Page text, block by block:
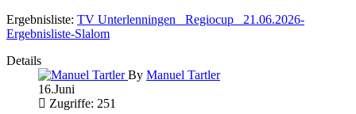
Ergebnisliste: TV Unterlenningen_ Regiocup_ 21.06.2026-
Ergebnisliste-Slalom
Details
By Manuel Tartler
16.Juni
Zugriffe: 251